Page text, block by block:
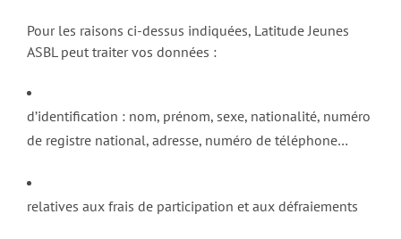
Pour les raisons ci-dessus indiquées, Latitude Jeunes
ASBL peut traiter vos données :
d’identification : nom, prénom, sexe, nationalité, numéro
de registre national, adresse, numéro de téléphone…
relatives aux frais de participation et aux défraiements